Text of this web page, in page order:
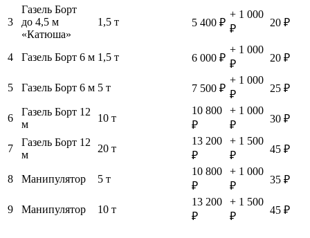
3
Газель Борт
до 4,5 м
«Катюша»
1,5 т 5 400 ₽
+ 1 000
₽
20 ₽
4 Газель Борт 6 м 1,5 т 6 000 ₽
+ 1 000
₽
20 ₽
5 Газель Борт 6 м 5 т 7 500 ₽
+ 1 000
₽
25 ₽
6
Газель Борт 12
м
10 т
10 800
₽
+ 1 000
₽
30 ₽
7
Газель Борт 12
м
20 т
13 200
₽
+ 1 500
₽
45 ₽
8 Манипулятор 5 т
10 800
₽
+ 1 000
₽
35 ₽
9 Манипулятор 10 т
13 200
₽
+ 1 500
₽
45 ₽